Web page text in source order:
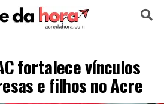
MUNDO
fortalece vínculos
e filhos no Acre